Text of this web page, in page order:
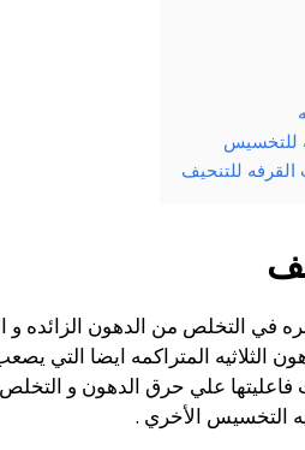
للتخسيس
للتنحيف
في التخلص من الدهون
الثلاثيه المتراكمه ايضا
علي حرق الدهون و
التخسيس الأخري .